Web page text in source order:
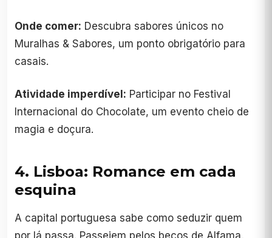
Onde comer: Descubra sabores únicos no
Muralhas & Sabores, um ponto obrigatório para
casais.
Atividade imperdível: Participar no Festival
Internacional do Chocolate, um evento cheio de
magia e doçura.
4. Lisboa: Romance em cada
esquina
A capital portuguesa sabe como seduzir quem
por lá passa. Passeiem pelos becos de Alfama,